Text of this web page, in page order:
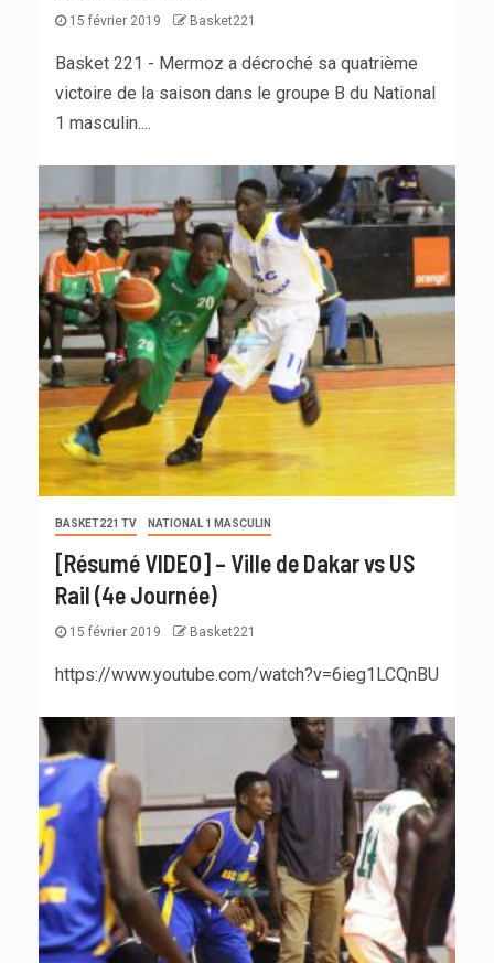
15 février 2019 Basket221
Basket 221 - Mermoz a décroché sa quatrième
victoire de la saison dans le groupe B du National
1 masculin....
BASKET221 TV NATIONAL 1 MASCULIN
[Résumé VIDEO] – Ville de Dakar vs US
Rail (4e Journée)
15 février 2019 Basket221
https://www.youtube.com/watch?v=6ieg1LCQnBU